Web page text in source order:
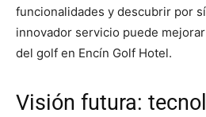
funcionalidades y descubrir por
innovador servicio puede
del golf en Encín Golf Hotel.
Visión futura: